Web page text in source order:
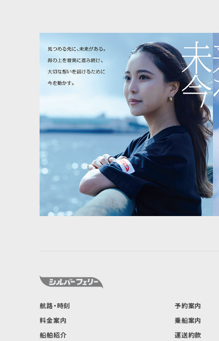
航路・時刻
料金案内
船舶紹介
予約案内
乗船案内
運送約款